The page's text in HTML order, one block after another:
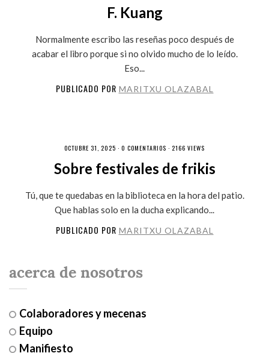
F. Kuang
Normalmente escribo las reseñas poco después de
acabar el libro porque si no olvido mucho de lo leído.
Eso...
PUBLICADO POR MARITXU OLAZABAL
OCTUBRE 31, 2025 · 0 COMENTARIOS · 2166 VIEWS
Sobre festivales de frikis
Tú, que te quedabas en la biblioteca en la hora del patio.
Que hablas solo en la ducha explicando...
PUBLICADO POR MARITXU OLAZABAL
acerca de nosotros
Colaboradores y mecenas
Equipo
Manifiesto